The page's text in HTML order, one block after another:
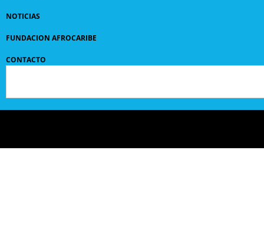
NOTICIAS
FUNDACION AFROCARIBE
CONTACTO